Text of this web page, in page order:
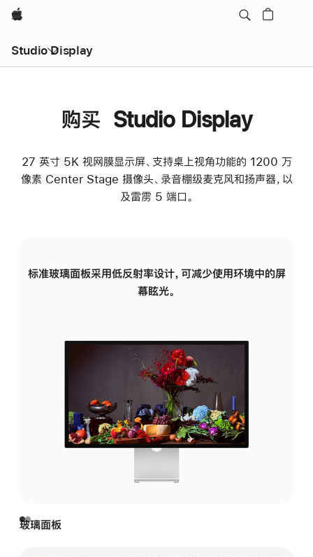
Apple
Studio Display
购买 Studio Display
27 英寸 5K 视网膜显示屏、支持桌上视角功能的 1200 万
像素 Center Stage 摄像头、录音棚级麦克风和扬声器，以
及雷雳 5 端口。
标准玻璃面板采用低反射率设计，可减少使用环境中的屏
幕眩光。
玻璃面板